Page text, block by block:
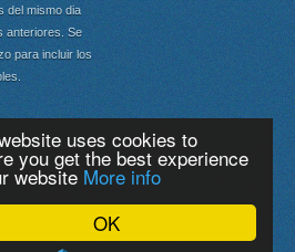
OK
uses cookies to
you get the best experience
website More info
del mismo dia
anteriores. Se
para incluir los